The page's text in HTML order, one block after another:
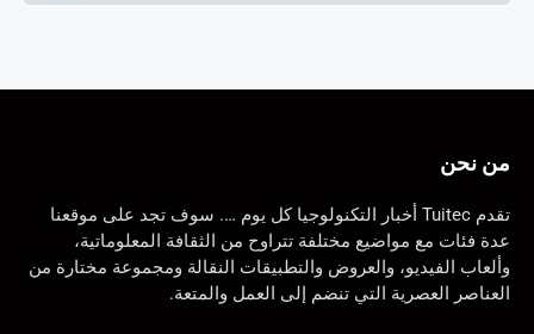
من نحن
تقدم Tuitec أخبار التكنولوجيا كل يوم …. سوف تجد على موقعنا
عدة فئات مع مواضيع مختلفة تتراوح من الثقافة المعلوماتية،
وألعاب الفيديو، والعروض والتطبيقات النقالة ومجموعة مختارة من
العناصر العصرية التي تنضم إلى العمل والمتعة.